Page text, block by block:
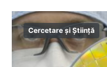
Cercetare și Știință